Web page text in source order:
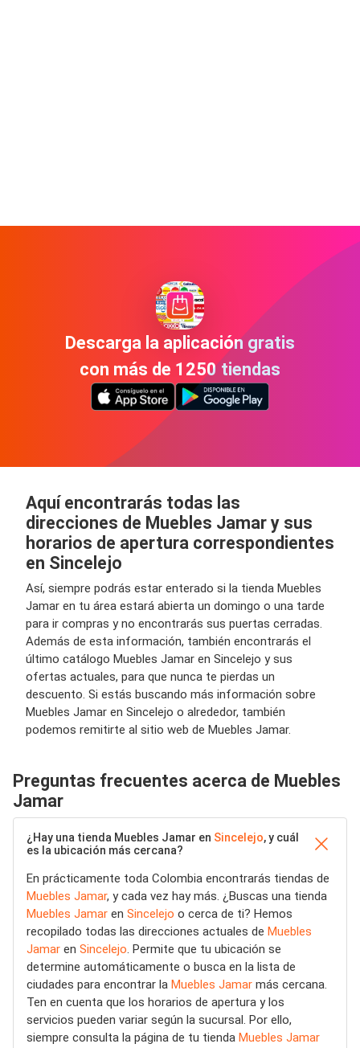
Descarga la aplicación gratis
con más de 1250 tiendas
Aquí encontrarás todas las
direcciones de Muebles Jamar y sus
horarios de apertura correspondientes
en Sincelejo
Así, siempre podrás estar enterado si la tienda Muebles
Jamar en tu área estará abierta un domingo o una tarde
para ir compras y no encontrarás sus puertas cerradas.
Además de esta información, también encontrarás el
último catálogo Muebles Jamar en Sincelejo y sus
ofertas actuales, para que nunca te pierdas un
descuento. Si estás buscando más información sobre
Muebles Jamar en Sincelejo o alrededor, también
podemos remitirte al sitio web de Muebles Jamar.
Preguntas frecuentes acerca de Muebles
Jamar
¿Hay una tienda Muebles Jamar en Sincelejo, y cuál
es la ubicación más cercana?
En prácticamente toda Colombia encontrarás tiendas de
Muebles Jamar, y cada vez hay más. ¿Buscas una tienda
Muebles Jamar en Sincelejo o cerca de ti? Hemos
recopilado todas las direcciones actuales de Muebles
Jamar en Sincelejo. Permite que tu ubicación se
determine automáticamente o busca en la lista de
ciudades para encontrar la Muebles Jamar más cercana.
Ten en cuenta que los horarios de apertura y los
servicios pueden variar según la sucursal. Por ello,
siempre consulta la página de tu tienda Muebles Jamar